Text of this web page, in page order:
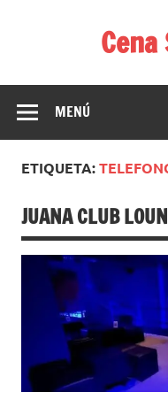
Cena Show
MENÚ
ETIQUETA:
JUANA CLUB